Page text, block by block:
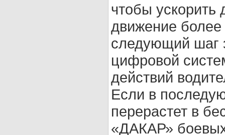
чтобы ускорить
движение
следующий шаг
цифровой
действий
Если в
перерастет в
«ДАКАР»